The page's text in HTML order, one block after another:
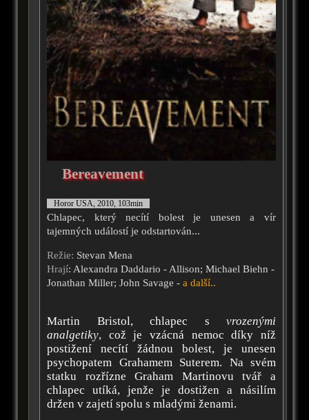
Bereavement
Horor USA, 2010, 103min
Chlapec, který necítí bolest je unesen a vír
tajemných událostí je odstartován...
Režie: Stevan Mena
Hrají: Alexandra Daddario - Allison; Michael Biehn -
Jonathan Miller; John Savage - a další..
Martin Bristol, chlapec svrozenými
analgetiky, což je vzácná nemoc díky níž
postižení necítí žádnou bolest, je unesen
psychopatem Grahamem Suterem. Na svém
statku rozřízne Graham Martinovu tvář a
chlapec utíká, jenže je dostižen a násilím
držen v zajetí spolu s mladými ženami.